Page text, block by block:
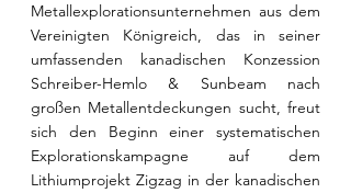
Metallexplorationsunternehmen aus dem
Vereinigten Königreich, das in seiner
umfassenden kanadischen Konzession
Schreiber-Hemlo & Sunbeam nach
großen Metallentdeckungen sucht, freut
sich
den Beginn einer systematischen
Explorationskampagne auf dem
Lithiumprojekt Zigzag in der kanadischen